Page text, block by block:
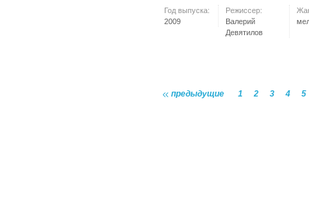
Год выпуска:
2009
Режиссер:
Валерий
Девятилов
предыдущие 1 2 3 4 5